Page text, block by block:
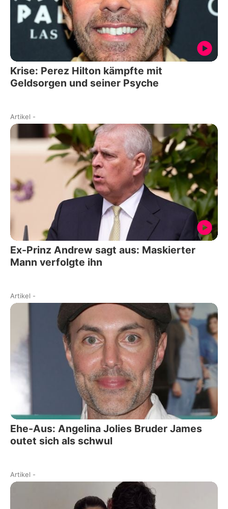
Krise: Perez Hilton kämpfte mit
Geldsorgen und seiner Psyche
Artikel -
Ex-Prinz Andrew sagt aus: Maskierter
Mann verfolgte ihn
Artikel -
Ehe-Aus: Angelina Jolies Bruder James
outet sich als schwul
Artikel -